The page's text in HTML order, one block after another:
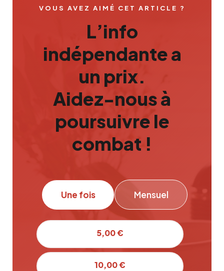
VOUS AVEZ AIMÉ CET ARTICLE ?
L’info
indépendante a
un prix.
Aidez-nous à
poursuivre le
combat !
Une fois Mensuel
5,00 €
10,00 €